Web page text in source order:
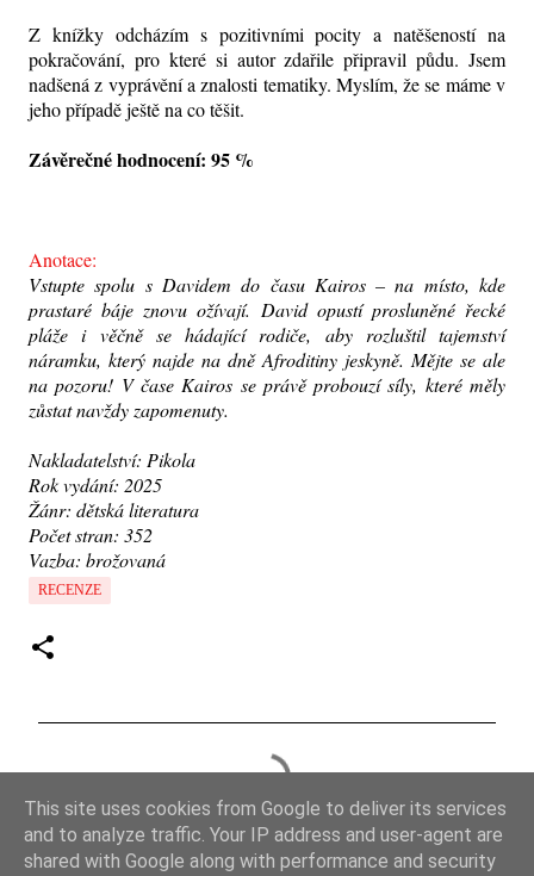
Z knížky odcházím s pozitivními pocity a natěšeností na
pokračování, pro které si autor zdařile připravil půdu. Jsem
nadšená z vyprávění a znalosti tematiky. Myslím, že se máme v
jeho případě ještě na co těšit.
Závěrečné hodnocení: 95 %
Anotace:
Vstupte spolu s Davidem do času Kairos – na místo, kde
prastaré báje znovu ožívají. David opustí prosluněné řecké
pláže i věčně se hádající rodiče, aby rozluštil tajemství
náramku, který najde na dně Afroditiny jeskyně. Mějte se ale
na pozoru! V čase Kairos se právě probouzí síly, které měly
zůstat navždy zapomenuty.
Nakladatelství: Pikola
Rok vydání: 2025
Žánr: dětská literatura
Počet stran: 352
Vazba: brožovaná
RECENZE
o
m
e
This site uses cookies from Google to deliver its services
and to analyze traffic. Your IP address and user-agent are
shared with Google along with performance and security